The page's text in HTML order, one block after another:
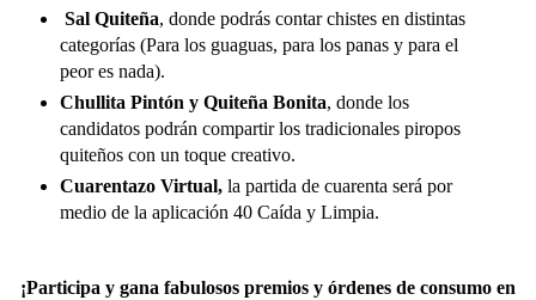
Sal Quiteña, donde podrás contar chistes en distintas
categorías (Para los guaguas, para los panas y para el
peor es nada).
Chullita Pintón y Quiteña Bonita, donde los
candidatos podrán compartir los tradicionales piropos
quiteños con un toque creativo.
Cuarentazo Virtual, la partida de cuarenta será por
medio de la aplicación 40 Caída y Limpia.
¡Participa y gana fabulosos premios y órdenes de consumo en